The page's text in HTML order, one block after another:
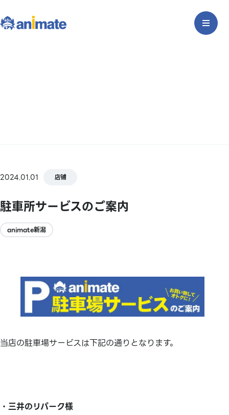
2024.01.01 店铺
駐車所サービスのご案内
animate新潟
当店の駐車場サービスは下記の通りとなります。
・三井のリパーク様